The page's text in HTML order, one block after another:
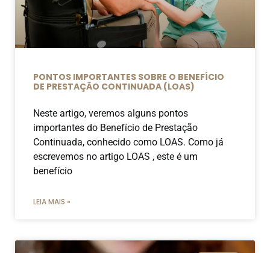
PONTOS IMPORTANTES SOBRE O BENEFÍCIO
DE PRESTAÇÃO CONTINUADA (LOAS)
Neste artigo, veremos alguns pontos
importantes do Benefício de Prestação
Continuada, conhecido como LOAS. Como já
escrevemos no artigo LOAS , este é um
benefício
LEIA MAIS »